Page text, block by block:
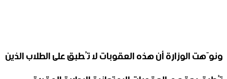
ونوّهت الوزارة أن هذه العقوبات لا تُطبق على الطلاب الذين